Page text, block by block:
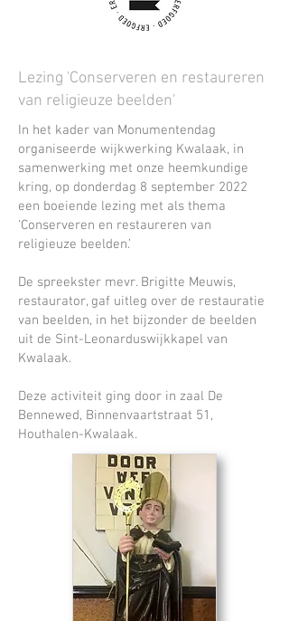
Lezing 'Conserveren en restaureren
van religieuze beelden'
In het kader van Monumentendag
organiseerde wijkwerking Kwalaak, in
samenwerking met onze heemkundige
kring, op donderdag 8 september 2022
een boeiende lezing met als thema
‘Conserveren en restaureren van
religieuze beelden.’
De spreekster mevr. Brigitte Meuwis,
restaurator, gaf uitleg over de restauratie
van beelden, in het bijzonder de beelden
uit de Sint-Leonarduswijkkapel van
Kwalaak.
Deze activiteit ging door in zaal De
Bennewed, Binnenvaartstraat 51,
Houthalen-Kwalaak.